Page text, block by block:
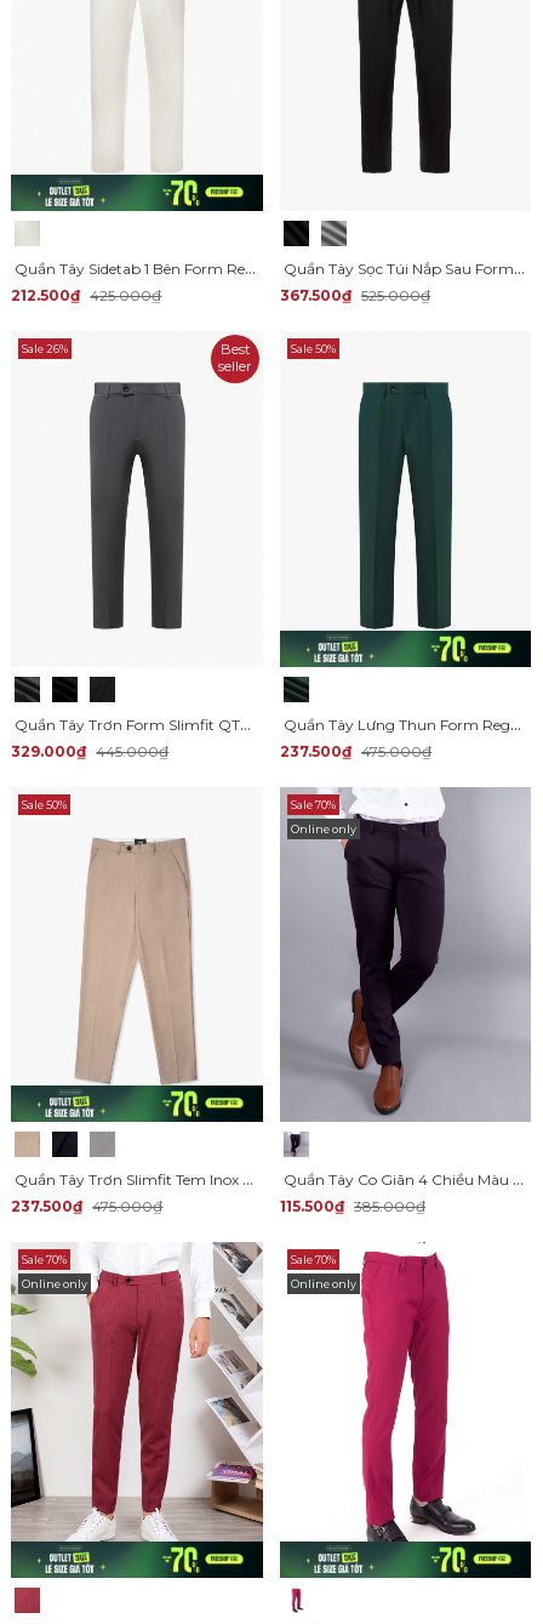
Quần Tây Sidetab 1 Bên Form Regular QT062
212.500₫ 425.000₫
Quần Tây Sọc Túi Nắp Sau Form Slimfit QT061
367.500₫ 525.000₫
Sale 26%
Best
seller
Quần Tây Trơn Form Slimfit QT058
329.000₫ 445.000₫
Sale 50%
Quần Tây Lưng Thun Form Regular QT060
237.500₫ 475.000₫
Sale 50%
Quần Tây Trơn Slimfit Tem Inox QT054
237.500₫ 475.000₫
Sale 70%
Online only
Quần Tây Co Giãn 4 Chiều Màu Đỏ Mận QT110
115.500₫ 385.000₫
Sale 70%
Online only
Sale 70%
Online only